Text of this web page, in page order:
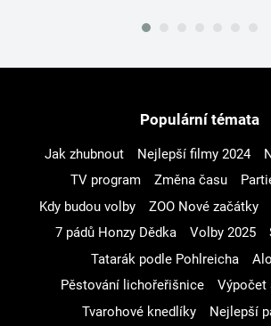
Populární témata
Jak zhubnout Nejlepší filmy 2024
TV program
Změna času
Kdy budou volby
ZOO Nové začátky
7 pádů Honzy Dědka
Volby 2025
Tatarák podle Pohlreicha
Pěstování lichořeřišnice
Výpočet
Tvarohové knedlíky
Nejlepší